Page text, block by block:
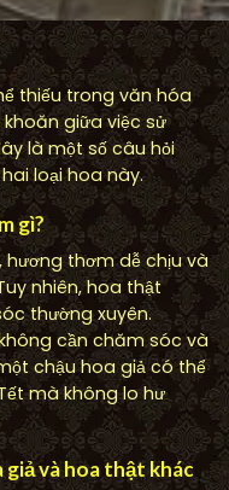
thiếu trong văn hóa
giữa việc sử
là một số câu hỏi
loại hoa này.
gì?
hương thơm dễ chịu và
nhiên, hoa thật
thường xuyên.
cần chăm sóc và
chậu hoa giả có thể
mà không lo hư
và hoa thật khác